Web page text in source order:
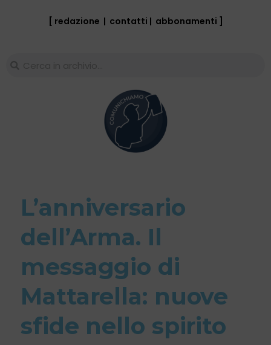
[ redazione | contatti | abbonamenti ]
L’anniversario
dell’Arma. Il
messaggio di
Mattarella: nuove
sfide nello spirito